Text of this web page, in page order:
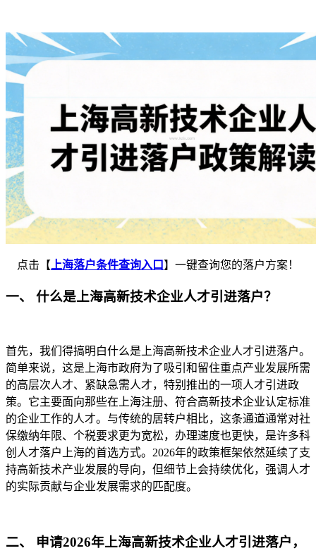
点击【 上海落户条件查询入口 】一键查询您的落户方案！
一、 什么是上海高新技术企业人才引进落户？
首先，我们得搞明白什么是上海高新技术企业人才引进落户。
简单来说，这是上海市政府为了吸引和留住重点产业发展所需
的高层次人才、紧缺急需人才，特别推出的一项人才引进政
策。它主要面向那些在上海注册、符合高新技术企业认定标准
的企业工作的人才。与传统的居转户相比，这条通道通常对社
保缴纳年限、个税要求更为宽松，办理速度也更快，是许多科
创人才落户上海的首选方式。2026年的政策框架依然延续了支
持高新技术产业发展的导向，但细节上会持续优化，强调人才
的实际贡献与企业发展需求的匹配度。
二、 申请2026年上海高新技术企业人才引进落户，